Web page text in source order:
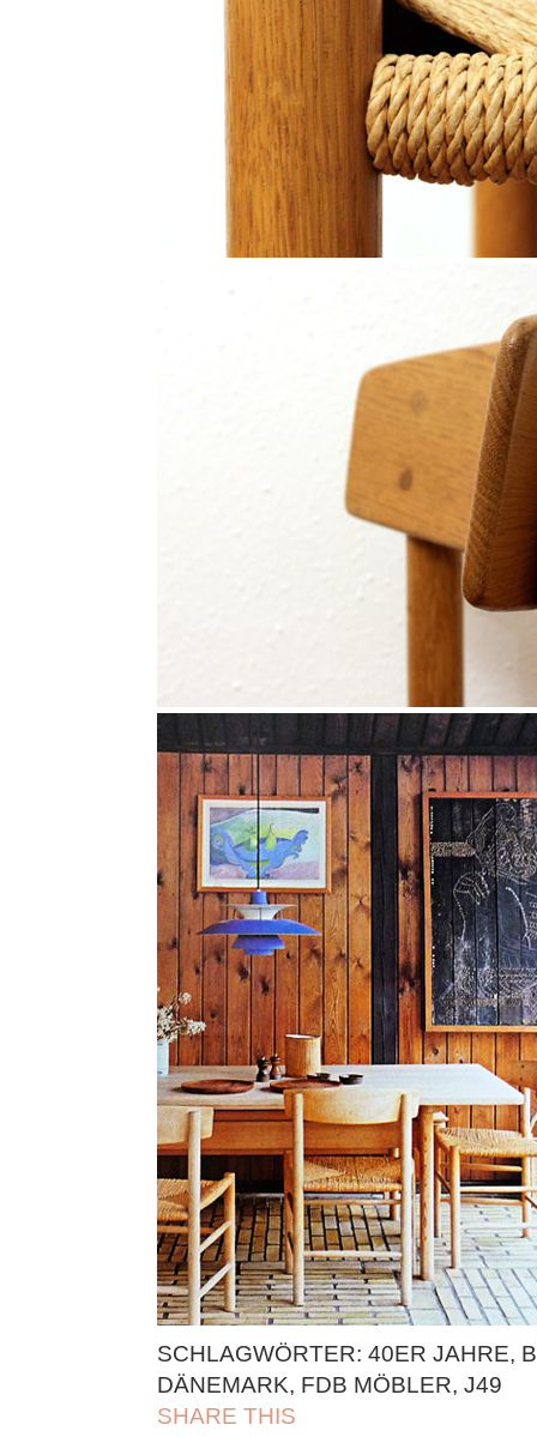
SCHLAGWÖRTER: 40ER JAHRE,
DÄNEMARK, FDB MÖBLER, J49
SHARE THIS